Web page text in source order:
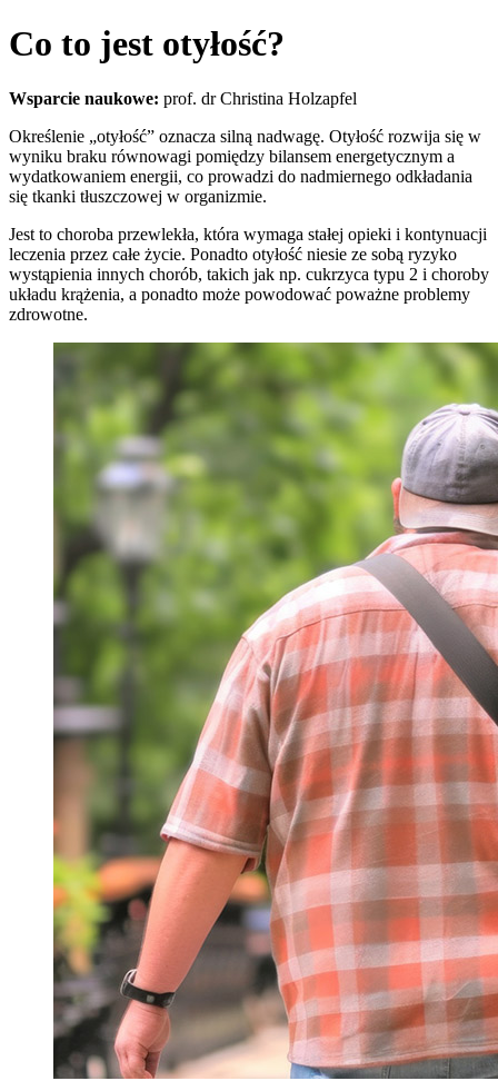
Co to jest otyłość?
Wsparcie naukowe: prof. dr Christina Holzapfel
Określenie „otyłość” oznacza silną nadwagę. Otyłość rozwija się w
wyniku braku równowagi pomiędzy bilansem energetycznym a
wydatkowaniem energii, co prowadzi do nadmiernego odkładania
się tkanki tłuszczowej w organizmie.
Jest to choroba przewlekła, która wymaga stałej opieki i kontynuacji
leczenia przez całe życie. Ponadto otyłość niesie ze sobą ryzyko
wystąpienia innych chorób, takich jak np. cukrzyca typu 2 i choroby
układu krążenia, a ponadto może powodować poważne problemy
zdrowotne.